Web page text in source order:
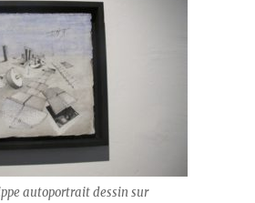
autoportrait dessin sur